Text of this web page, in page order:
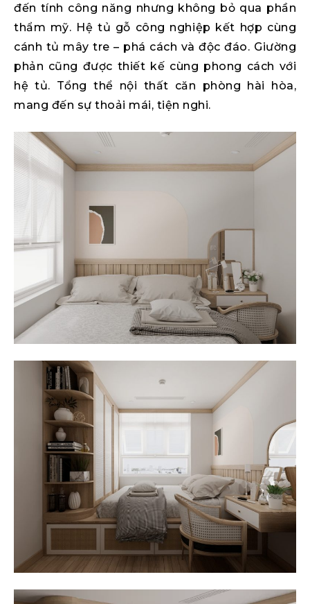
đến tính công năng nhưng không bỏ qua phần
thẩm mỹ. Hệ tủ gỗ công nghiệp kết hợp cùng
cánh tủ mây tre – phá cách và độc đáo. Giường
phản cũng được thiết kế cùng phong cách với
hệ tủ. Tổng thể nội thất căn phòng hài hòa,
mang đến sự thoải mái, tiện nghi.